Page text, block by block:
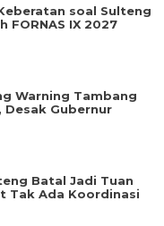
soal Sulteng
FORNAS IX 2027
Warning Tambang
Desak Gubernur
Batal Jadi Tuan
Tak Ada Koordinasi